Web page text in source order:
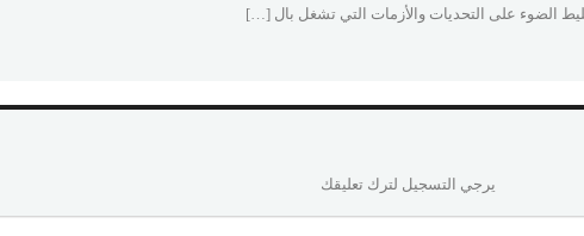
الضوء على التحديات والأزمات التي تشغل بال […]
يرجي التسجيل لترك تعليقك